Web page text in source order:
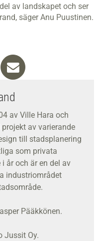
av landskapet och ser
säger Anu Puustinen.
av Ville Hara och
av varierande
till stadsplanering
som privata
år och är en del av
industriområdet
Pääkkönen.
Jussit Oy.